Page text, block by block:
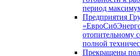
период
Предприятия
отопительному
полной
Прекращены